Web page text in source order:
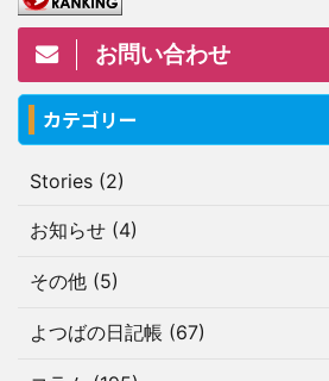
お問い合わせ
カテゴリー
Stories (2)
お知らせ (4)
その他 (5)
よつばの日記帳 (67)